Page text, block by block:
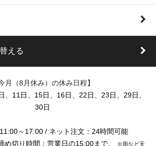
える
今月（8月休み）の休み日程】
、11日、15日、16日、22日、23日、29日、
30日
～17:00 / ネット注文：24時間可能
切り時間：営業日の15:00まで。
※雨など天